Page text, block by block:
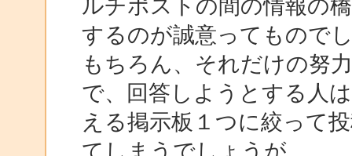
ルチポストの間の情報の
するのが誠意ってもので
もちろん、それだけの努
で、回答しようとする人
える掲示板１つに絞って
てしまうでしょうが。